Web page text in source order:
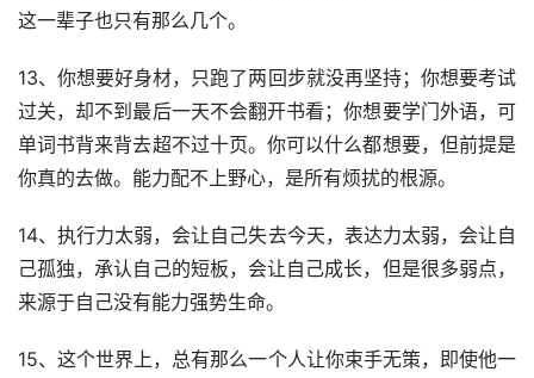
这一辈子也只有那么几个。
13、你想要好身材，只跑了两回步就没再坚持；你想要考试
过关，却不到最后一天不会翻开书看；你想要学门外语，可
单词书背来背去超不过十页。你可以什么都想要，但前提是
你真的去做。能力配不上野心，是所有烦扰的根源。
14、执行力太弱，会让自己失去今天，表达力太弱，会让自
己孤独，承认自己的短板，会让自己成长，但是很多弱点，
来源于自己没有能力强势生命。
15、这个世界上，总有那么一个人让你束手无策，即使他一